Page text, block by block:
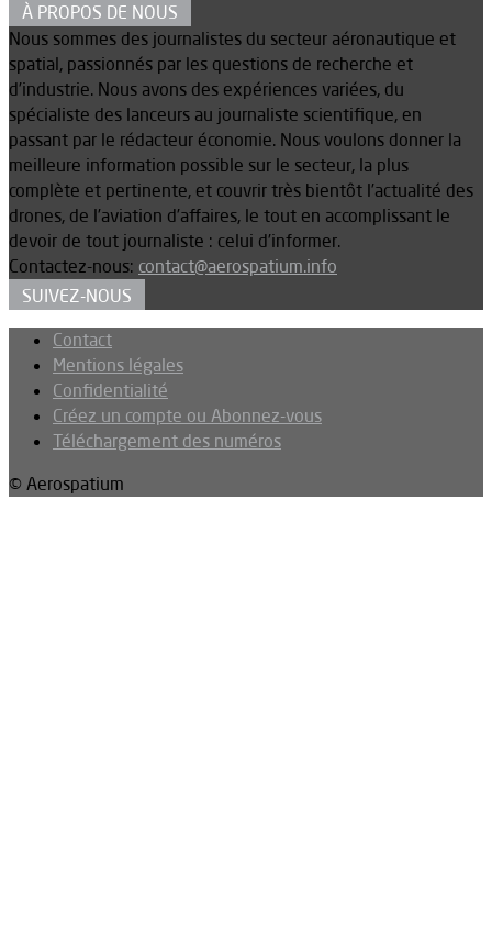
À PROPOS DE NOUS
Nous sommes des journalistes du secteur aéronautique et
spatial, passionnés par les questions de recherche et
d’industrie. Nous avons des expériences variées, du
spécialiste des lanceurs au journaliste scientifique, en
passant par le rédacteur économie. Nous voulons donner la
meilleure information possible sur le secteur, la plus
complète et pertinente, et couvrir très bientôt l’actualité des
drones, de l’aviation d’affaires, le tout en accomplissant le
devoir de tout journaliste : celui d’informer.
Contactez-nous: contact@aerospatium.info
SUIVEZ-NOUS
Contact
Mentions légales
Confidentialité
Créez un compte ou Abonnez-vous
Téléchargement des numéros
© Aerospatium